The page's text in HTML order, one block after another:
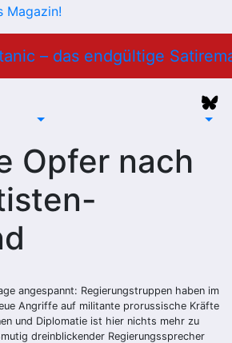
Opfer nach
angespannt: Regierungstruppen haben im
Angriffe auf militante prorussische Kräfte
und Diplomatie ist hier nichts mehr zu
dreinblickender Regierungssprecher